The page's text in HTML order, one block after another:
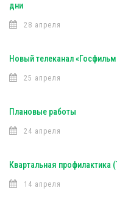
дни
28 апреля
Новый телеканал
25 апреля
Плановые работы
24 апреля
Квартальная профилактика
14 апреля